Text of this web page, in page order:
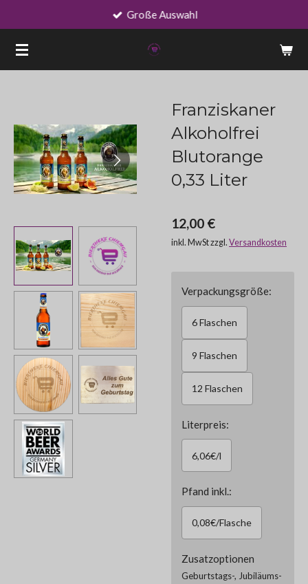
springen
Große Auswahl
Franziskaner
Alkoholfrei
Blutorange
0,33 Liter
12,00 €
inkl. MwSt zzgl. Versandkosten
Verpackungsgröße:
6 Flaschen
9 Flaschen
12 Flaschen
Literpreis:
6,06€/l
Pfand inkl.:
0,08€/Flasche
Zusatzoptionen
Geburtstags-, Jubiläums-